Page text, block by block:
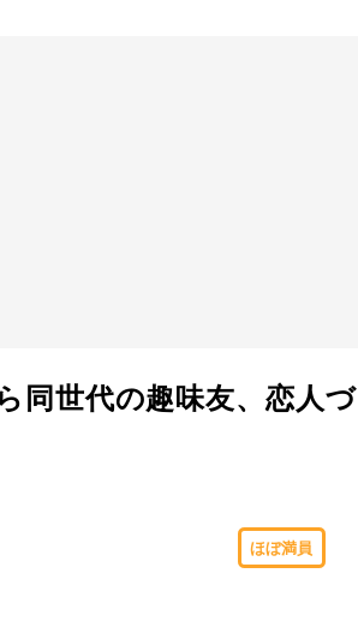
同世代の趣味友、恋人づ
ほぼ満員